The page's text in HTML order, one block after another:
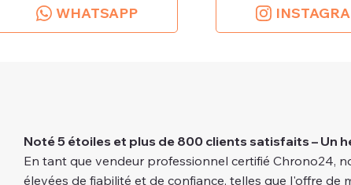
WHATSAPP
Noté 5 étoiles et plus de 800 clients satisfaits – Un
En tant que vendeur professionnel certifié Chrono24,
élevées de fiabilité et de confiance, telles que l'offre